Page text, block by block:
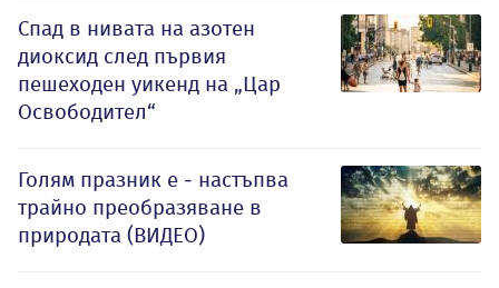
Спад в нивата на азотен
диоксид след първия
пешеходен уикенд на „Цар
Освободител“
Голям празник е - настъпва
трайно преобразяване в
природата (ВИДЕО)